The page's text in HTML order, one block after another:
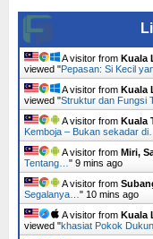
A visitor from Kuala
viewed "Pepasan: Si Kecil
A visitor from Kuala
viewed "Struktur dan Fungsi
A visitor from Kuala
Kemboja – Bukan sekadar di…
A visitor from Miri,
Tentang… " 9 mins ago
A visitor from
Segalanya… " 10 mins ago
A visitor from Kuala
viewed "khasiat Pokok